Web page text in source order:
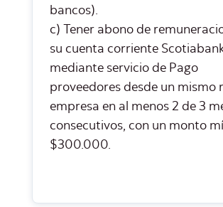
bancos).
c) Tener abono de
su cuenta corriente
mediante servicio de Pago
proveedores desde un mismo
empresa en al menos 2 de 3
consecutivos, con un monto
$300.000.